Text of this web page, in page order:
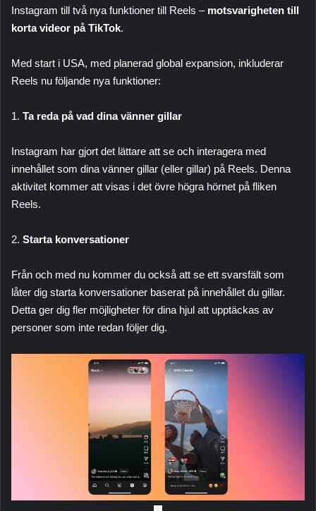
Instagram till två nya funktioner till Reels – motsvarigheten till
korta videor på TikTok.
Med start i USA, med planerad global expansion, inkluderar
Reels nu följande nya funktioner:
1. Ta reda på vad dina vänner gillar
Instagram har gjort det lättare att se och interagera med
innehållet som dina vänner gillar (eller gillar) på Reels. Denna
aktivitet kommer att visas i det övre högra hörnet på fliken
Reels.
2. Starta konversationer
Från och med nu kommer du också att se ett svarsfält som
låter dig starta konversationer baserat på innehållet du gillar.
Detta ger dig fler möjligheter för dina hjul att upptäckas av
personer som inte redan följer dig.